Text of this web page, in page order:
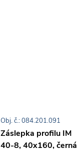
Záslepka profilu IM
40-8, 40x160, černá
Obj. č.: 084.201.091